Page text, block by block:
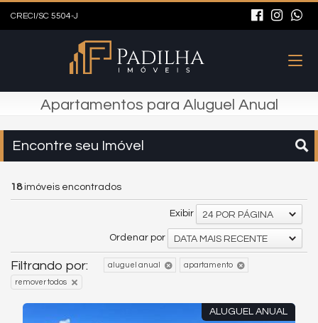
CRECI/SC 5504-J
Apartamentos para Aluguel Anual
Encontre seu Imóvel
18imóveis encontrados
Exibir 24 POR PÁGINA
Ordenar por DATA MAIS RECENTE
Filtrando por: aluguel anual apartamento
remover todos
ALUGUEL ANUAL